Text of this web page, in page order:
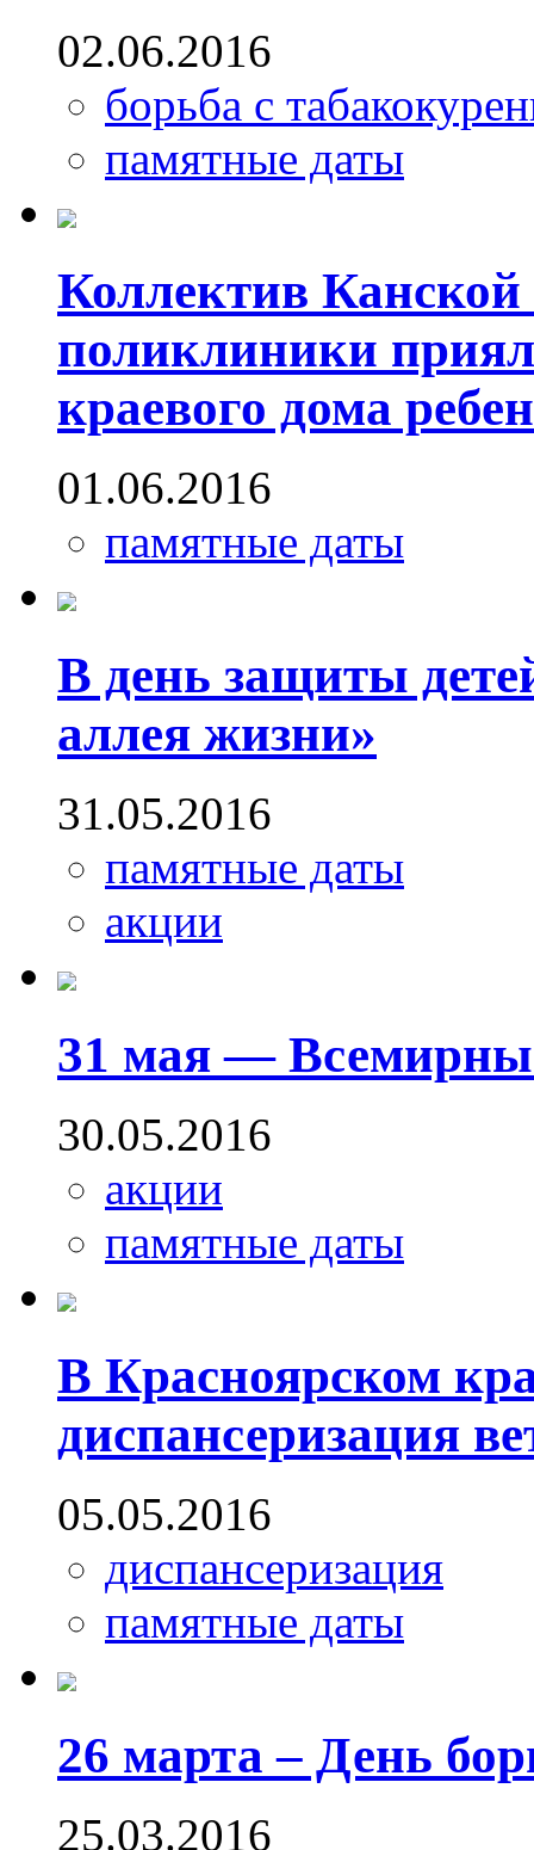
02.06.2016
борьба с
памятные даты
Коллектив Канской
поликлиники
краевого дома
01.06.2016
памятные даты
В день защиты
аллея жизни»
31.05.2016
памятные даты
акции
31 мая —
30.05.2016
акции
памятные даты
В Красноярском
диспансеризация
05.05.2016
диспансеризация
памятные даты
26 марта – День
25.03.2016